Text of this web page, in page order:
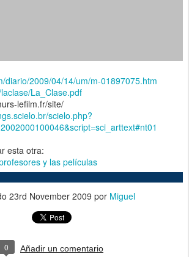
diario/2009/04/14/um/m-01897075.htm
La_Clase.pdf
lefilm.fr/site/
scielo.php?
esta otra:
y las películas
23rd November 2009 por Miguel
0 Añadir un comentario